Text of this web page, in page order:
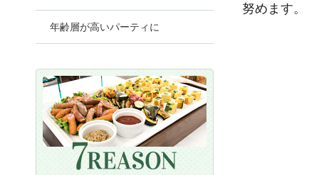
努めます。
年齢層が高いパーティに